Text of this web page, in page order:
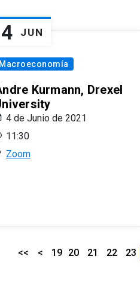
4 JUN
Macroeconomía
Kurmann, Drexel
4 de Junio de 2021
11:30
Zoom
<< < 19 20 21 22 23